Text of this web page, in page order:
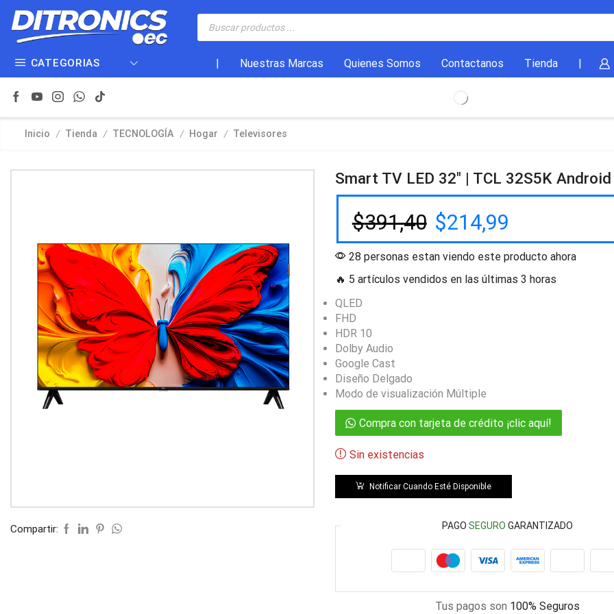
CATEGORIAS Nuestras Marcas Quienes Somos Contactanos Tienda
Inicio / Tienda / TECNOLOGÍA / Hogar / Televisores
Compartir:
Smart TV LED 32″ | TCL 32S5K
$391,40 $214,99
28 personas estan viendo este producto ahora
🔥 5 artículos vendidos en las últimas 3 horas
QLED
FHD
HDR 10
Dolby Audio
Google Cast
Diseño Delgado
Modo de visualización Múltiple
Compra con tarjeta de crédito ¡clic aquí!
Sin existencias
Notificar Cuando Esté Disponible
PAGOSEGURO GARANTIZADO
Tus pagos son 100% Seguros